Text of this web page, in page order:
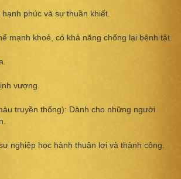
phúc và sự thuần khiết.
mạnh khoẻ, có khả năng chống lại bệnh tật.
vượng.
truyền thống): Dành cho những người
nghiệp học hành thuận lợi và thành công.